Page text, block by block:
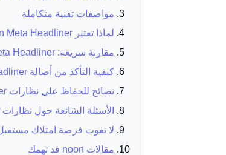
مواصفات تقنية متكاملة
لماذا تعتبر Ray-Ban Meta Headliner خيارًا مميزًا في السعودية؟
مقارنة سريعة: Ray-Ban Meta Headliner مقابل الموديلات التقليدية
كيفية التأكد من أصالة Ray-Ban Meta Headliner عند الشراء من noon
نصائح للحفاظ على نظارات Ray-Ban Meta Headliner
الأسئلة الشائعة حول نظارات Ray-Ban Meta Headliner
لا تفوت فرصة امتلاك
مقالات noon قد تهمك